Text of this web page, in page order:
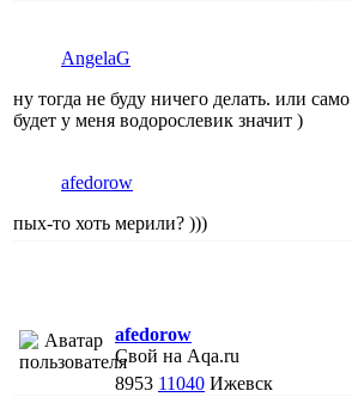
AngelaG
ну тогда не буду ничего делать. или
будет у меня водорослевик значит )
afedorow
пых-то хоть мерили? )))
afedorow
Свой на Aqa.ru
8953 11040 Ижевск